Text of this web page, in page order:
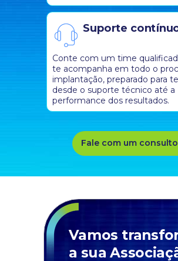
Fale com um
Conte com um time
te acompanha em todo o
implantação, preparado para
desde o suporte técnico até a
performance dos resultados.
Suporte
Vamos
a sua